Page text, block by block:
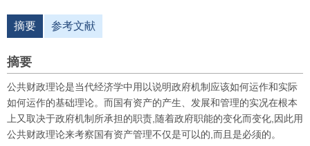
摘要 参考文献
摘要
公共财政理论是当代经济学中用以说明政府机制应该如何运作和实际
如何运作的基础理论。而国有资产的产生、发展和管理的实况在根本
上又取决于政府机制所承担的职责,随着政府职能的变化而变化,因此用
公共财政理论来考察国有资产管理不仅是可以的,而且是必须的。